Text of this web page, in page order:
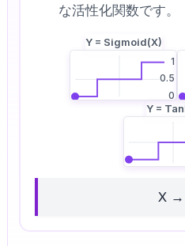
な活性化関数です。
Y = Sigmoid(X)
0
0.5
1
Y =
X →